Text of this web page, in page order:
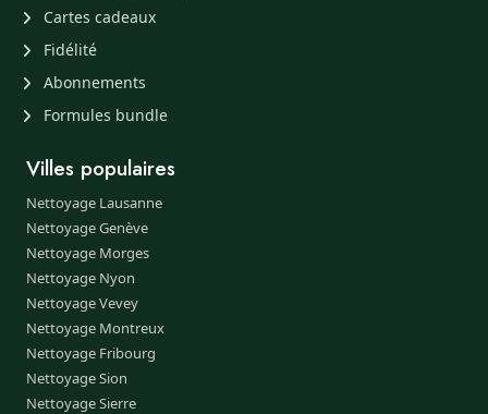
Cartes cadeaux
Fidélité
Abonnements
Formules bundle
Villes populaires
Nettoyage Lausanne
Nettoyage Genève
Nettoyage Morges
Nettoyage Nyon
Nettoyage Vevey
Nettoyage Montreux
Nettoyage Fribourg
Nettoyage Sion
Nettoyage Sierre